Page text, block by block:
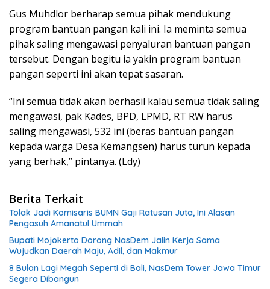
Gus Muhdlor berharap semua pihak mendukung
program bantuan pangan kali ini. Ia meminta semua
pihak saling mengawasi penyaluran bantuan pangan
tersebut. Dengan begitu ia yakin program bantuan
pangan seperti ini akan tepat sasaran.
“Ini semua tidak akan berhasil kalau semua tidak saling
mengawasi, pak Kades, BPD, LPMD, RT RW harus
saling mengawasi, 532 ini (beras bantuan pangan
kepada warga Desa Kemangsen) harus turun kepada
yang berhak,” pintanya. (Ldy)
Berita Terkait
Tolak Jadi Komisaris BUMN Gaji Ratusan Juta, Ini Alasan
Pengasuh Amanatul Ummah
Bupati Mojokerto Dorong NasDem Jalin Kerja Sama
Wujudkan Daerah Maju, Adil, dan Makmur
8 Bulan Lagi Megah Seperti di Bali, NasDem Tower Jawa Timur
Segera Dibangun